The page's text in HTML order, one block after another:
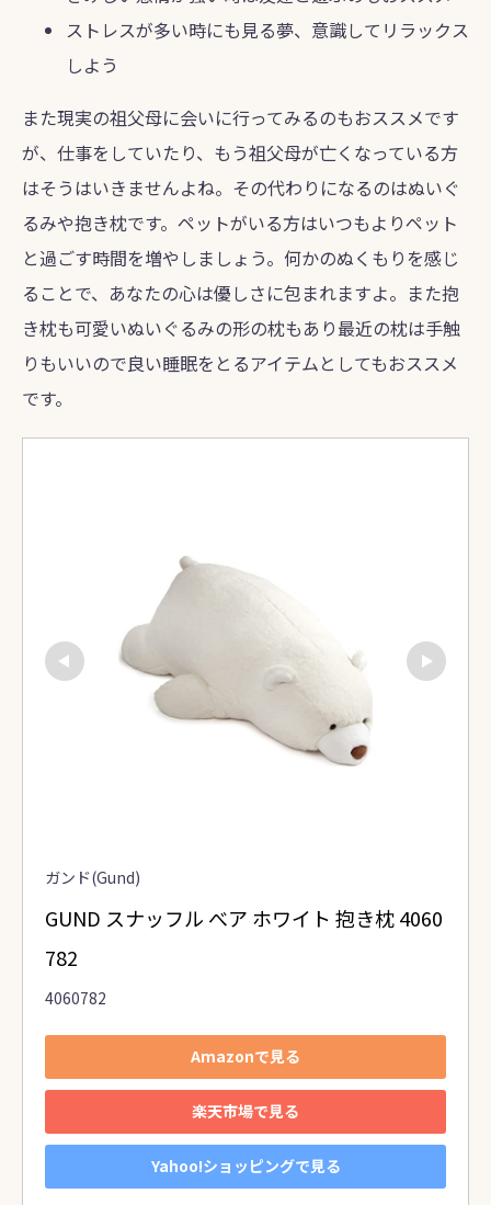
ストレスが多い時にも見る夢、意識してリラックス
しよう
また現実の祖父母に会いに行ってみるのもおススメです
が、仕事をしていたり、もう祖父母が亡くなっている方
はそうはいきませんよね。その代わりになるのはぬいぐ
るみや抱き枕です。ペットがいる方はいつもよりペット
と過ごす時間を増やしましょう。何かのぬくもりを感じ
ることで、あなたの心は優しさに包まれますよ。また抱
き枕も可愛いぬいぐるみの形の枕もあり最近の枕は手触
りもいいので良い睡眠をとるアイテムとしてもおススメ
です。
ガンド(Gund)
GUND スナッフル べア ホワイト 抱き枕 4060
782
4060782
Amazonで見る
楽天市場で見る
Yahoo!ショッピングで見る